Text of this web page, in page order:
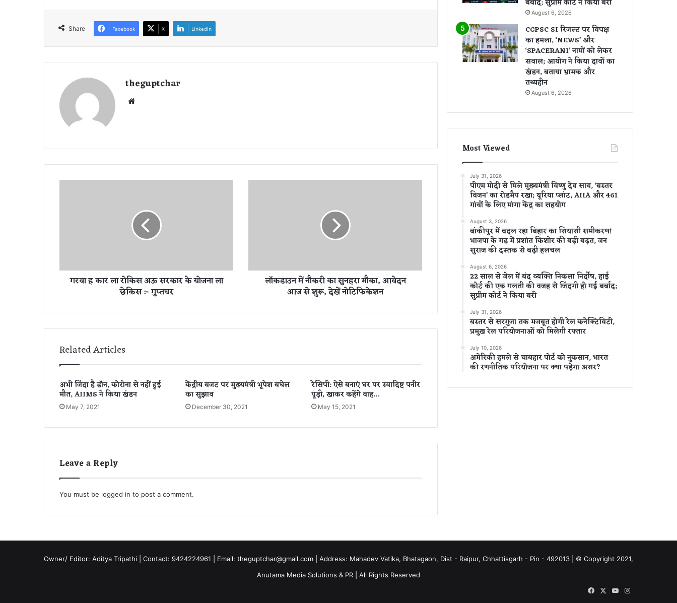
Share Facebook X LinkedIn
theguptchar
कि
स
के
यो
ना
ला
छे
स
गु
च
र
गरवा ह कार ला रोकिस अऊ सरकार के योजना ला
छेकिस :- गुप्तचर
री
ह
आ
द
से
खें
फि
लॉकडाउन में नौकरी का सुनहरा मौका, आवेदन
आज से शुरू, देखें नोटिफिकेशन
Related Articles
अभी जिंदा है डॉन, कोरोना से नहीं हुई
मौत, AIIMS ने किया खंडन
May 7, 2021
केंद्रीय बजट पर मुख्यमंत्री भूपेश बघेल
का सुझाव
December 30, 2021
रेसिपी: ऐसे बनाएं घर पर स्वादिष्ट पनीर
पूड़ी, खाकर कहेंगे वाह…
May 15, 2021
Leave a Reply
You must be logged in to post a comment.
बर्बाद; सुप्रीम कोर्ट ने किया बरी
August 6, 2026
CGPSC SI रिजल्ट पर विपक्ष
का हमला, ‘NEWS’ और
‘SPACERANI’ नामों को लेकर
सवाल; आयोग ने किया दावों का
खंडन, बताया भ्रामक और
तथ्यहीन
August 6, 2026
Most Viewed
July 31, 2026
पीएम मोदी से मिले मुख्यमंत्री विष्णु देव साय, ‘बस्तर
विजन’ का रोडमैप रखा; यूरिया प्लांट, AIIA और 461
गांवों के लिए मांगा केंद्र का सहयोग
August 3, 2026
बांकीपुर में बदल रहा बिहार का सियासी समीकरण!
भाजपा के गढ़ में प्रशांत किशोर की बड़ी बढ़त, जन
सुराज की दस्तक से बढ़ी हलचल
August 6, 2026
22 साल से जेल में बंद व्यक्ति निकला निर्दोष, हाई
कोर्ट की एक गलती की वजह से जिंदगी हो गई बर्बाद;
सुप्रीम कोर्ट ने किया बरी
July 31, 2026
बस्तर से सरगुजा तक मजबूत होगी रेल कनेक्टिविटी,
प्रमुख रेल परियोजनाओं को मिलेगी रफ्तार
July 10, 2026
अमेरिकी हमले से चाबहार पोर्ट को नुकसान, भारत
की रणनीतिक परियोजना पर क्या पड़ेगा असर?
Owner/ Editor: Aditya Tripathi | Contact: 9424224961 | Email: theguptchar@gmail.com | Address: Mahadev Vatika, Bhatagaon, Dist - Raipur, Chhattisgarh - Pin - 492013 | © Copyright 2021,
Anutama Media Solutions & PR | All Rights Reserved
FacebookYouTubeInstagram